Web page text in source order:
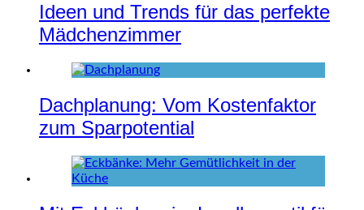
Ideen und Trends für das perfekte
Mädchenzimmer
Dachplanung: Vom Kostenfaktor
zum Sparpotential